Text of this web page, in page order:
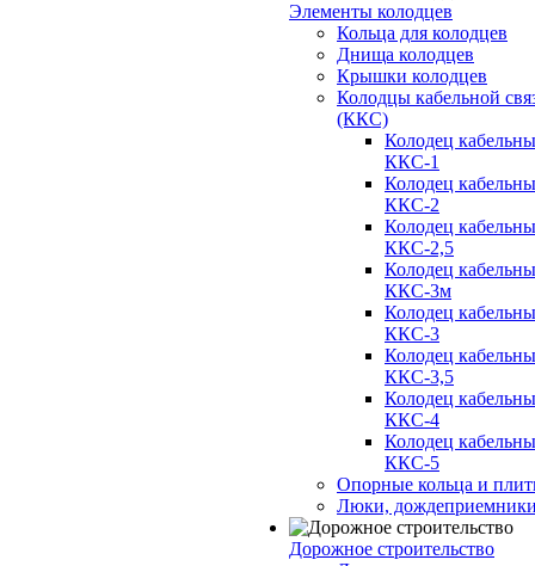
Элементы колодцев
Кольца для колодцев
Днища колодцев
Крышки колодцев
Колодцы кабельной
(ККС)
Колодец
ККС-1
Колодец
ККС-2
Колодец
ККС-2,5
Колодец
ККС-3м
Колодец
ККС-3
Колодец
ККС-3,5
Колодец
ККС-4
Колодец
ККС-5
Опорные кольца и
Люки,
Дорожное строительство